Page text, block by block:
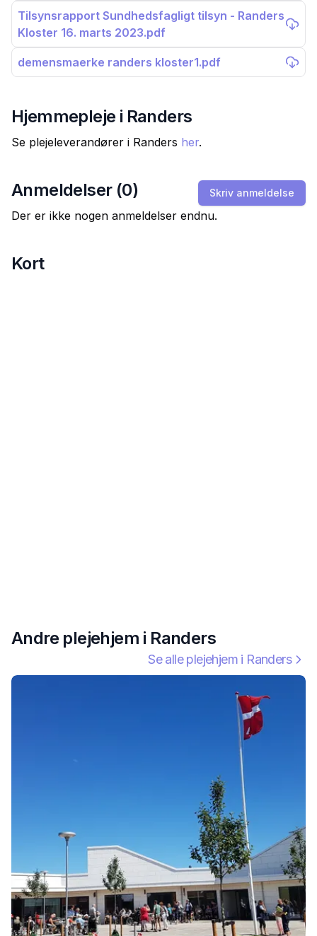
Tilsynsrapport Sundhedsfagligt tilsyn - Randers
Kloster 16. marts 2023.pdf
demensmaerke randers kloster1.pdf
Hjemmepleje i Randers
Se plejeleverandører i Randers her.
Anmeldelser (0) Skriv anmeldelse
Der er ikke nogen anmeldelser endnu.
Kort
Andre plejehjem i Randers
Se alle plejehjem i Randers